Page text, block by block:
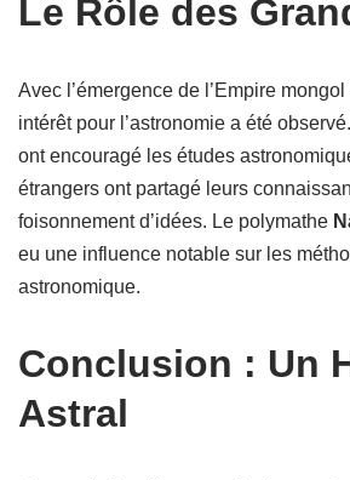
Le Rôle des
Avec l’émergence de l’Empire
intérêt pour l’astronomie a été
ont encouragé les études
étrangers ont partagé leurs
foisonnement d’idées. Le polymathe
eu une influence notable sur les
astronomique.
Conclusion : Un
Astral